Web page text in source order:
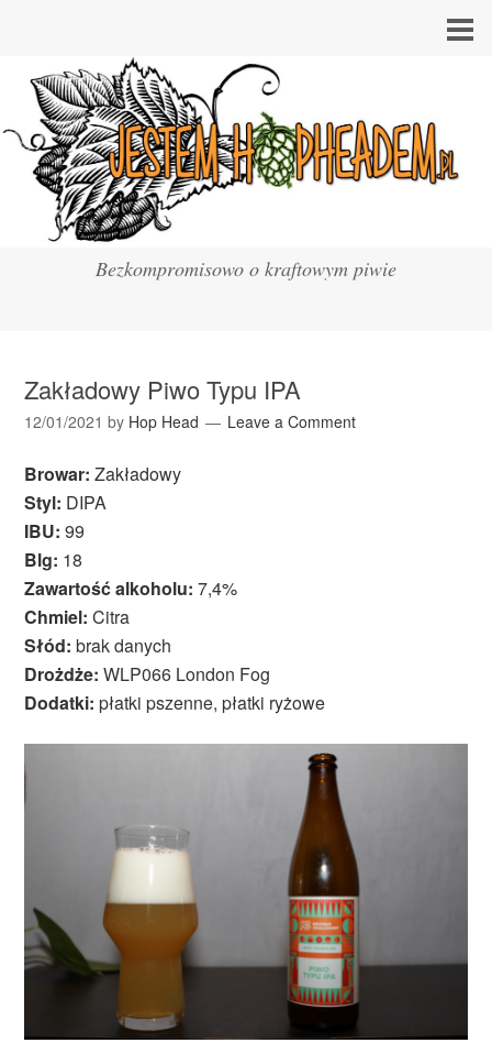
Bezkompromisowo o kraftowym piwie
Zakładowy Piwo Typu IPA
12/01/2021 by Hop Head Leave a Comment
Browar: Zakładowy
Styl: DIPA
IBU: 99
Blg: 18
Zawartość alkoholu: 7,4%
Chmiel: Citra
Słód: brak danych
Drożdże: WLP066 London Fog
Dodatki: płatki pszenne, płatki ryżowe